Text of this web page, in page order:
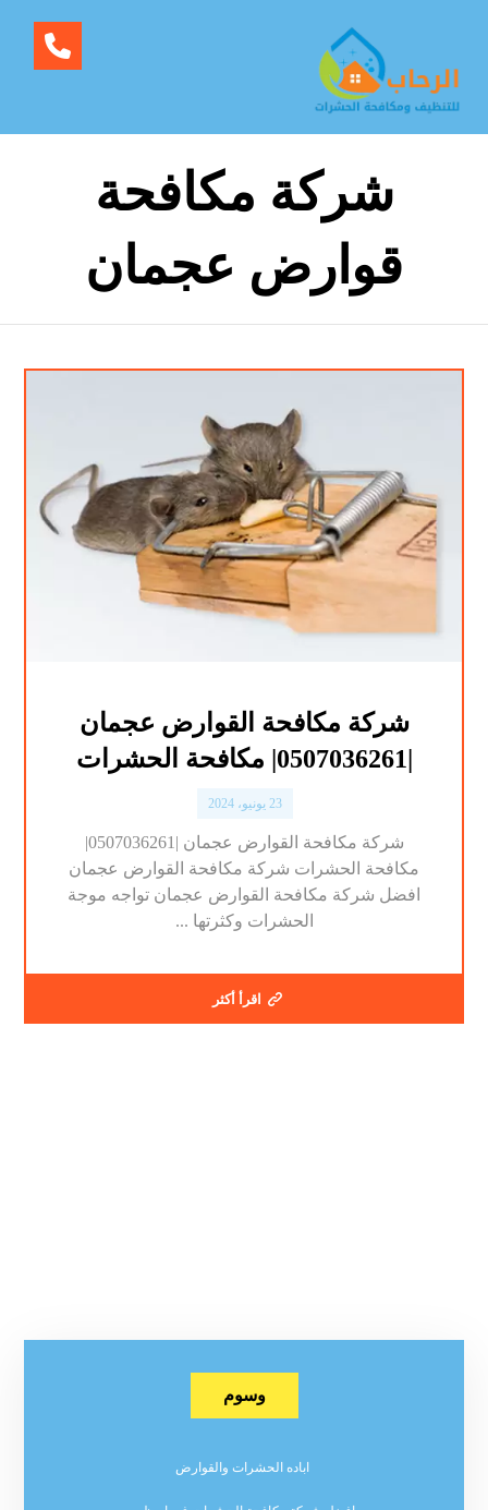
شركة مكافحة
قوارض عجمان
شركة مكافحة القوارض عجمان
23 يونيو، 2024
مكافحة الحشرات شركة مكافحة القوارض عجمان
افضل شركة مكافحة القوارض عجمان تواجه موجة
الحشرات وكثرتها ...
اقرأ أكثر
وسوم
اباده الحشرات والقوارض